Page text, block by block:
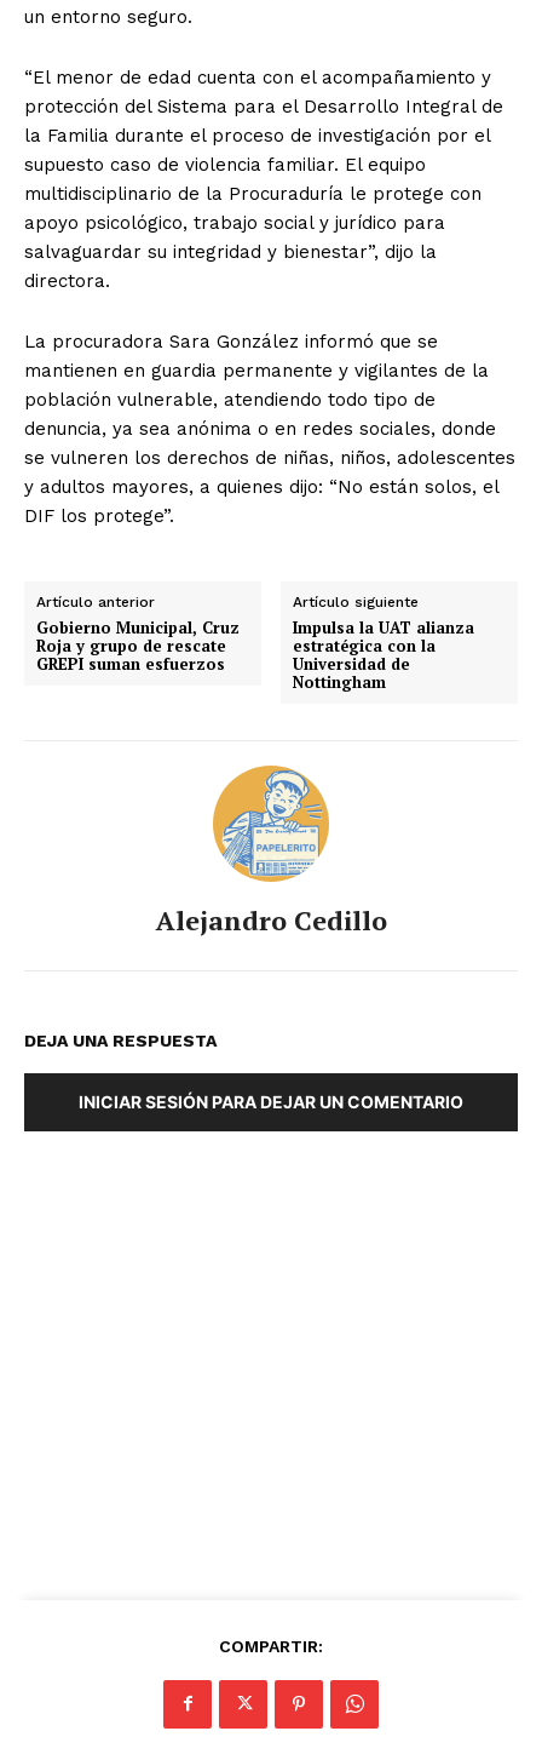
un entorno seguro.
“El menor de edad cuenta con el acompañamiento y
protección del Sistema para el Desarrollo Integral de
la Familia durante el proceso de investigación por el
supuesto caso de violencia familiar. El equipo
multidisciplinario de la Procuraduría le protege con
apoyo psicológico, trabajo social y jurídico para
salvaguardar su integridad y bienestar”, dijo la
directora.
La procuradora Sara González informó que se
mantienen en guardia permanente y vigilantes de la
población vulnerable, atendiendo todo tipo de
denuncia, ya sea anónima o en redes sociales, donde
se vulneren los derechos de niñas, niños, adolescentes
y adultos mayores, a quienes dijo: “No están solos, el
DIF los protege”.
Artículo anterior
Gobierno Municipal, Cruz
Roja y grupo de rescate
GREPI suman esfuerzos
Artículo siguiente
Impulsa la UAT alianza
estratégica con la
Universidad de
Nottingham
Alejandro Cedillo
DEJA UNA RESPUESTA
INICIAR SESIÓN PARA DEJAR UN COMENTARIO
COMPARTIR: